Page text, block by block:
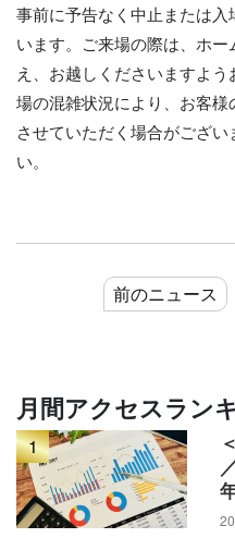
事前に予告なく中止または
います。ご来場の際は、ホ
え、お越しくださいますよ
場の混雑状況により、お客
させていただく場合がござ
い。
前のニュース
月間アクセスラン
1